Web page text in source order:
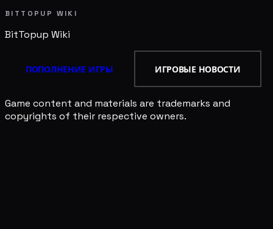
BITTOPUP WIKI
BitTopup Wiki
ПОПОЛНЕНИЕ ИГРЫ ИГРОВЫЕ НОВОСТИ
Game content and materials are trademarks and
copyrights of their respective owners.